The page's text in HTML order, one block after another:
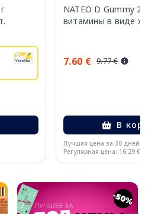
NATEO D Gummy
витамины в виде
7.60 € 9.77 €
В
Лучшая цена за 30 дней:
Регулярная цена: 16.29 €